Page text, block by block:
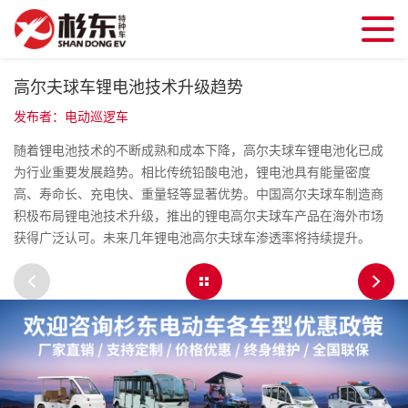
高尔夫球车锂电池技术升级趋势
发布者：电动巡逻车
随着锂电池技术的不断成熟和成本下降，高尔夫球车锂电池化已成
为行业重要发展趋势。相比传统铅酸电池，锂电池具有能量密度
高、寿命长、充电快、重量轻等显著优势。中国高尔夫球车制造商
积极布局锂电池技术升级，推出的锂电高尔夫球车产品在海外市场
获得广泛认可。未来几年锂电池高尔夫球车渗透率将持续提升。